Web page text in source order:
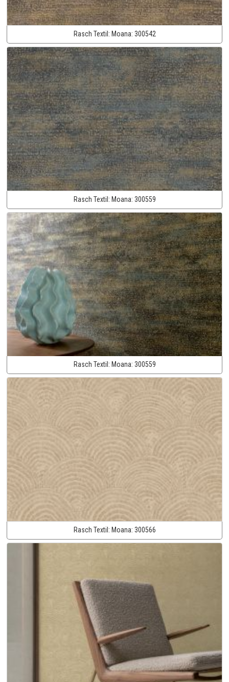
Rasch Textil: Moana: 300542
Rasch Textil: Moana: 300559
Rasch Textil: Moana: 300559
Rasch Textil: Moana: 300566